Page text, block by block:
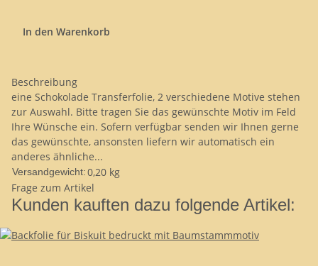
In den Warenkorb
Beschreibung
eine Schokolade Transferfolie, 2 verschiedene Motive stehen
zur Auswahl. Bitte tragen Sie das gewünschte Motiv im Feld
Ihre Wünsche ein. Sofern verfügbar senden wir Ihnen gerne
das gewünschte, ansonsten liefern wir automatisch ein
anderes ähnliche...
Versandgewicht:0,20 kg
Frage zum Artikel
Kunden kauften dazu folgende Artikel: